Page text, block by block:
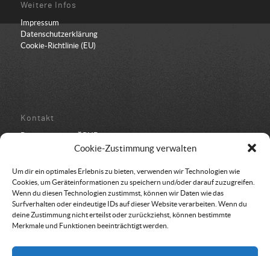
Cookie-Zustimmung verwalten
Um dir ein optimales Erlebnis zu bieten, verwenden wir Technologien wie
Cookies, um Geräteinformationen zu speichern und/oder darauf zuzugreifen.
Wenn du diesen Technologien zustimmst, können wir Daten wie das
Surfverhalten oder eindeutige IDs auf dieser Website verarbeiten. Wenn du
deine Zustimmung nicht erteilst oder zurückziehst, können bestimmte
Merkmale und Funktionen beeinträchtigt werden.
Weitere Infos
Impressum
Datenschutzerklärung
Cookie-Richtlinie (EU)
Kontakt
Bundesbüro der ÖRHB
Schulstraße 443
05 94 500 152
office@oerhb.at